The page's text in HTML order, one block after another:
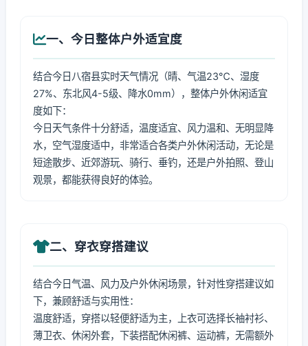
一、今日整体户外适宜度
结合今日八宿县实时天气情况（晴、气温23℃、湿度
27%、东北风4-5级、降水0mm），整体户外休闲适宜
度如下：
今日天气条件十分舒适，温度适宜、风力温和、无明显降
水，空气湿度适中，非常适合各类户外休闲活动，无论是
短途散步、近郊游玩、骑行、垂钓，还是户外拍照、登山
观景，都能获得良好的体验。
二、穿衣穿搭建议
结合今日气温、风力及户外休闲场景，针对性穿搭建议如
下，兼顾舒适与实用性：
温度舒适，穿搭以轻便舒适为主，上衣可选择长袖衬衫、
薄卫衣、休闲外套，下装搭配休闲裤、运动裤，无需额外